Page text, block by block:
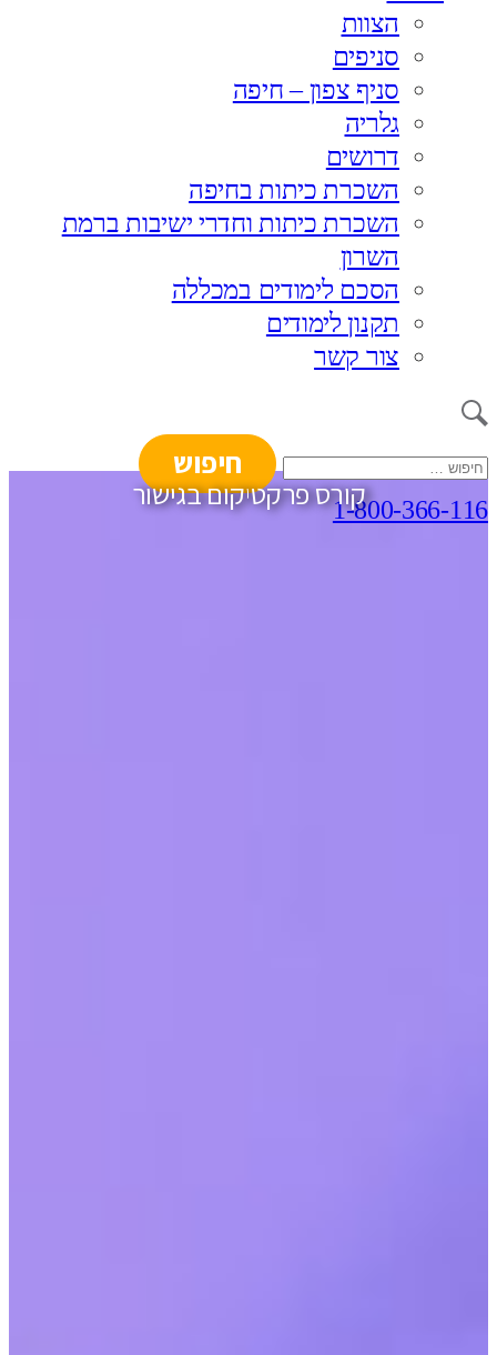
הצוות
סניפים
סניף צפון – חיפה
גלריה
דרושים
השכרת כיתות בחיפה
השכרת כיתות וחדרי ישיבות ברמת
השרון
הסכם לימודים במכללה
תקנון לימודים
צור קשר
חיפוש:
1-800-366-116קורס פרקטיקום בגישור